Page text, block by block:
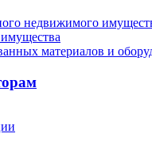
недвижимого
материалов и